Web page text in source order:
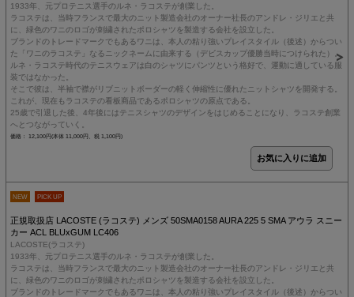
1933年、元プロテニス選手のルネ・ラコステが創業した。
ラコステは、当時フランスで最大のニット製造会社のオーナー社長のアンドレ・ジリエと共
に、緑色のワニのロゴが刺繍されたポロシャツを製造する会社を設立した。
ブランドのトレードマークでもあるワニは、本人の粘り強いプレイスタイル（後述）からつい
た「ワニのラコステ」なるニックネームに由来する（デビスカップ優勝当時につけられた）。
ルネ・ラコステ時代のテニスウェアは白のシャツにパンツという格好で、運動に適している服
装ではなかった。
そこで彼は、半袖で襟がリブニットボーダーの軽く伸縮性に優れたニットシャツを開発する。
これが、現在もラコステの看板商品であるポロシャツの原点である。
25歳で引退した後、4年後にはテニスシャツのデザインをはじめることになり、ラコステ創業
へとつながっていく。
価格： 12,100円(本体 11,000円、税 1,100円)
NEW PICK UP
正規取扱店 LACOSTE (ラコステ) メンズ 50SMA0158 AURA 225 5 SMA アウラ スニー
カー ACL BLUxGUM LC406
LACOSTE(ラコステ)
1933年、元プロテニス選手のルネ・ラコステが創業した。
ラコステは、当時フランスで最大のニット製造会社のオーナー社長のアンドレ・ジリエと共
に、緑色のワニのロゴが刺繍されたポロシャツを製造する会社を設立した。
ブランドのトレードマークでもあるワニは、本人の粘り強いプレイスタイル（後述）からつい